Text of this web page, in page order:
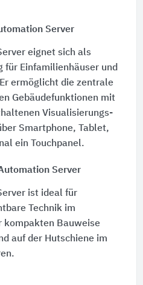
Server
eignet sich als
für Einfamilienhäuser und
ermöglicht die zentrale
Gebäudefunktionen mit
Visualisierungs-
Smartphone, Tablet,
ein Touchpanel.
Server
ist ideal für
Technik im
kompakten Bauweise
auf der Hutschiene im